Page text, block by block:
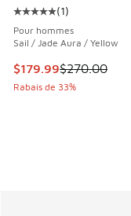
Cote moyenne du
(1)
Pour hommes
Sail / Jade Aura / Yellow
Cet article est en
$179.99$270.00
Rabais de 33%